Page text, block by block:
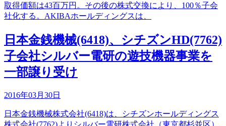
取得価額は43百万円。その後の株式交換により、100％子会
社化する。AKIBAホールディングスは、
日本金銭機械(6418)、シチズンHD(7762)
子会社シルバー電研の遊技機器事業を
一部譲り受け
2016年03月30日
日本金銭機械株式会社(6418)は、シチズンホールディングス
株式会社(7762)よりシルバー電研株式会社（東京都杉並区）